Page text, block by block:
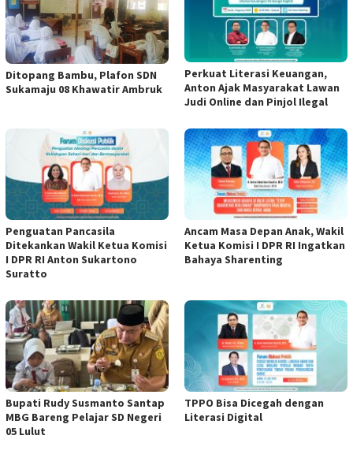
Ditopang Bambu, Plafon SDN
Sukamaju 08 Khawatir Ambruk
Perkuat Literasi Keuangan,
Anton Ajak Masyarakat Lawan
Judi Online dan Pinjol Ilegal
Penguatan Pancasila
Ditekankan Wakil Ketua Komisi
I DPR RI Anton Sukartono
Suratto
Ancam Masa Depan Anak, Wakil
Ketua Komisi I DPR RI Ingatkan
Bahaya Sharenting
Bupati Rudy Susmanto Santap
MBG Bareng Pelajar SD Negeri
05 Lulut
TPPO Bisa Dicegah dengan
Literasi Digital